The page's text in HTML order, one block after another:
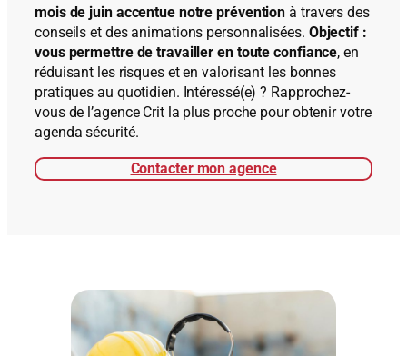
mois de juin accentue notre prévention à travers des
conseils et des animations personnalisées. Objectif :
vous permettre de travailler en toute confiance, en
réduisant les risques et en valorisant les bonnes
pratiques au quotidien. Intéressé(e) ? Rapprochez-
vous de l’agence Crit la plus proche pour obtenir votre
agenda sécurité.
Contacter mon agence